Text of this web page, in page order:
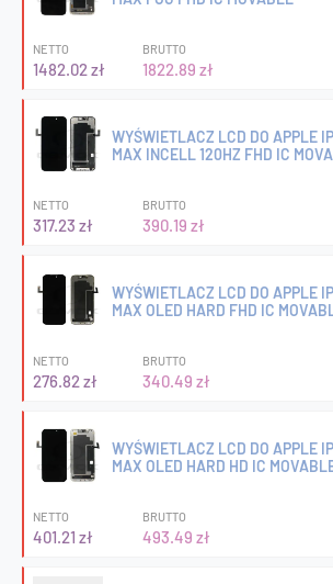
NETTO
1482.02 zł
BRUTTO
1822.89 zł
WYŚWIETLACZ LCD DO APPLE
MAX INCELL 120HZ FHD IC
NETTO
317.23 zł
BRUTTO
390.19 zł
WYŚWIETLACZ LCD DO APPLE
MAX OLED HARD FHD IC
NETTO
276.82 zł
BRUTTO
340.49 zł
WYŚWIETLACZ LCD DO APPLE
MAX OLED HARD HD IC
NETTO
401.21 zł
BRUTTO
493.49 zł